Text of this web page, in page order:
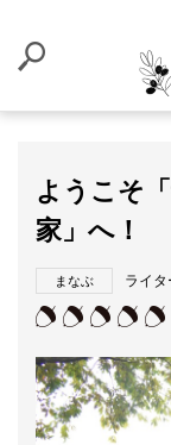
ようこそ
家」へ！
まなぶ ライタ